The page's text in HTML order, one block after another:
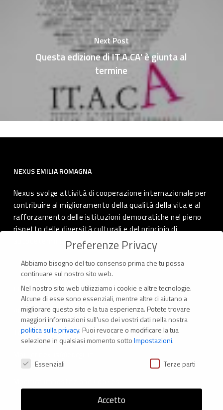
Next Post
Questa edizione di IT.A.CA' è giunta al
termine
NEXUS EMILIA ROMAGNA
Nexus svolge attività di cooperazione internazionale per
contribuire al miglioramento della qualità della vita e al
rafforzamento delle istituzioni democratiche nel pieno
rispetto delle diversità culturali e del principio di
autodeterminazione dei popoli.
CONTATTI
Via Marconi 69 – 40122 Bologna (Italia)
Tel. +39 051 294 775
Preferenze Privacy
Abbiamo bisogno del tuo consenso prima che tu possa
continuare sul nostro sito web.
Nel nostro sito web utilizziamo i cookie e altre tecnologie.
Alcune di esse sono essenziali, mentre altre ci aiutano a
migliorare questo sito e la tua esperienza. Potete trovare
maggiori informazioni sull'uso dei vostri dati nella nostra
politica sulla privacy. Puoi revocare o modificare la tua
selezione in qualsiasi momento sottoImpostazioni.
Preferenze Privacy
Essenziali Terze parti
Accetto